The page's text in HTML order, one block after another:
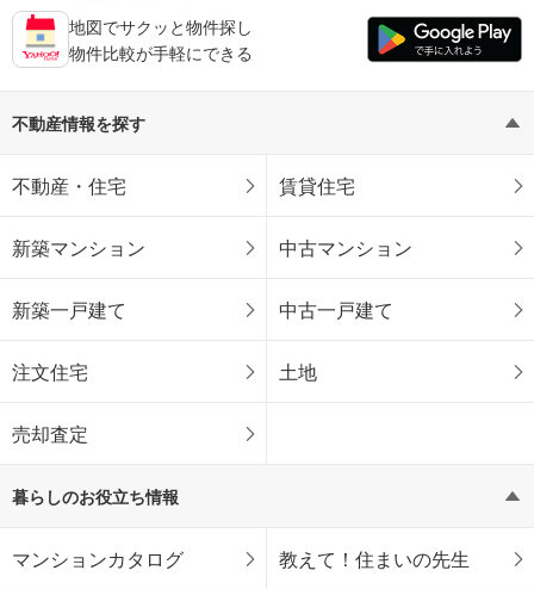
地図でサクッと物件探し
物件比較が手軽にできる
不動産情報を探す
不動産・住宅 賃貸住宅
新築マンション 中古マンション
新築一戸建て 中古一戸建て
注文住宅 土地
売却査定
暮らしのお役立ち情報
マンションカタログ 教えて！住まいの先生